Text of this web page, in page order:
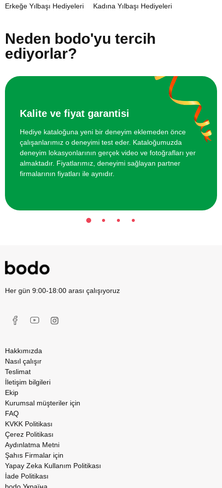
Arkadaş Grubu için Sanal Gerçeklikte
Kaçış Oyunu
Arkadaş Grubu için VR Sanal Gerçeklik
1400 TL
Erkeğe Yılbaşı Hediyeleri
Kadına Yılbaşı Hediyeleri
Neden bodo'yu tercih
ediyorlar?
Kalite ve fiyat garantisi
Hediye kataloğuna yeni bir deneyim eklemeden önce
çalışanlarımız o deneyimi test eder. Kataloğumuzda
deneyim lokasyonlarının gerçek video ve fotoğrafları yer
almaktadır. Fiyatlarımız, deneyimi sağlayan partner
firmalarının fiyatları ile aynıdır.
Her gün 9:00-18:00 arası çalışıyoruz
Hakkımızda
Nasıl çalışır
Teslimat
İletişim bilgileri
Ekip
Kurumsal müşteriler için
FAQ
KVKK Politikası
Çerez Politikası
Aydınlatma Metni
Şahıs Firmalar için
Yapay Zeka Kullanım Politikası
İade Politikası
bodo Україна